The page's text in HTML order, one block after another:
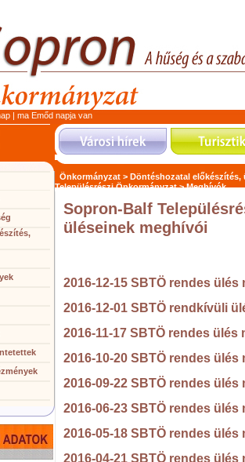
| ma Emőd napja van
Önkormányzat > Döntéshozatal előkészítés,
Településrészi Önkormányzat >Meghívók
Sopron-Balf
üléseinek meghívói
2016-12-15 SBTÖ rendes ülés
2016-12-01 SBTÖ rendkívüli
2016-11-17 SBTÖ rendes ülés
2016-10-20 SBTÖ rendes ülés
2016-09-22 SBTÖ rendes ülés
2016-06-23 SBTÖ rendes ülés
2016-05-18 SBTÖ rendes ülés
2016-04-21 SBTÖ rendes ülés